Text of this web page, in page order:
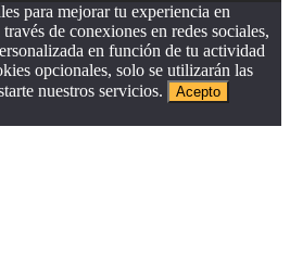
para mejorar tu experiencia en
de conexiones en redes sociales,
en función de tu actividad
opcionales, solo se utilizarán las
nuestros servicios.
Acepto